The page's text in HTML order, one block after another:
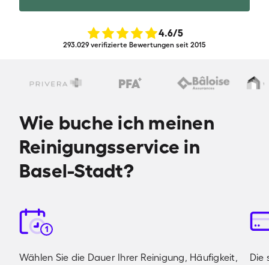
4.6/5
293.029 verifizierte Bewertungen seit 2015
Wie buche ich meinen
Reinigungsservice in
Basel-Stadt?
1
Wählen Sie die Dauer Ihrer Reinigung, Häufigkeit,
Die